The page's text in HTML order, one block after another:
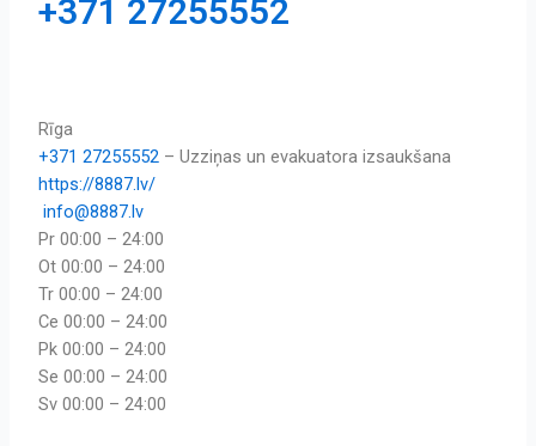
+371 27255552
Rīga
+371 27255552 –Uzziņas un evakuatora izsaukšana
https://8887.lv/
info@8887.lv
Pr 00:00 – 24:00
Ot 00:00 – 24:00
Tr 00:00 – 24:00
Ce 00:00 – 24:00
Pk 00:00 – 24:00
Se 00:00 – 24:00
Sv 00:00 – 24:00